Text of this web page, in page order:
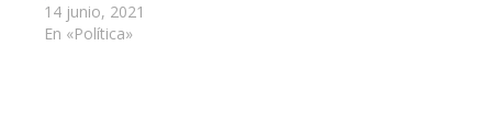
14 junio, 2021
En «Política»